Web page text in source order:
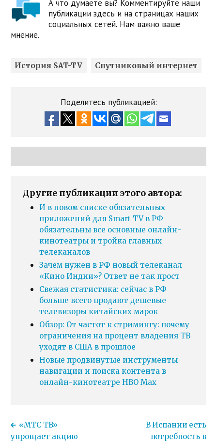
А что думаете вы? Комментируйте наши
публикации здесь и на страницах наших
социальных сетей. Нам важно ваше
мнение.
История SAT-TV Спутниковый интернет
Поделитесь публикацией:
Другие публикации этого автора:
И в новом списке обязательных
приложений для Smart TV в РФ
обязательны все основные онлайн-
кинотеатры и тройка главных
телеканалов
Зачем нужен в РФ новый телеканал
«Кино Индии»? Ответ не так прост
Свежая статистика: сейчас в РФ
больше всего продают дешевые
телевизоры китайских марок
Обзор: От частот к стримингу: почему
ограничения на процент владения ТВ
уходят в США в прошлое
Новые продвинутые инструменты
навигации и поиска контента в
онлайн-кинотеатре HBO Max
«МТС ТВ»
упрощает акцию
В Испании есть
потребность в